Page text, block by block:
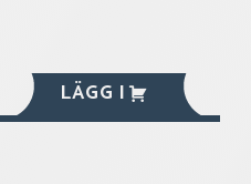
De
försvunna
soldaterna:
LÄGG I